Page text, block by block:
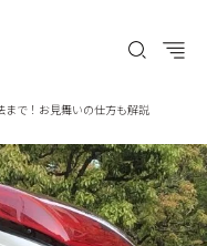
まで！お見舞いの仕方も解説